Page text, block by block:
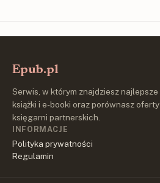
Epub.pl
Serwis, w którym znajdziesz najlepsze
książki i e-booki oraz porównasz oferty
księgarni partnerskich.
INFORMACJE
Polityka prywatności
Regulamin